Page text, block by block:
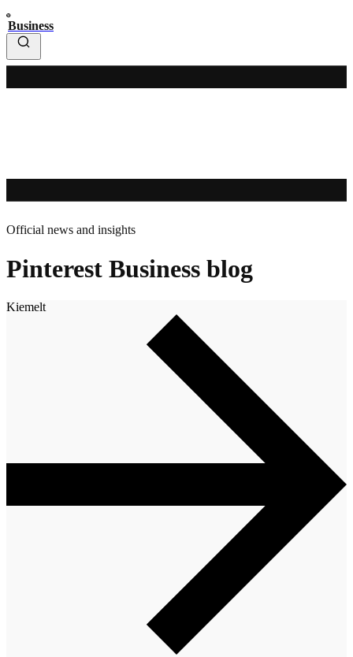
Business
Official news and insights
Pinterest Business blog
Kiemelt